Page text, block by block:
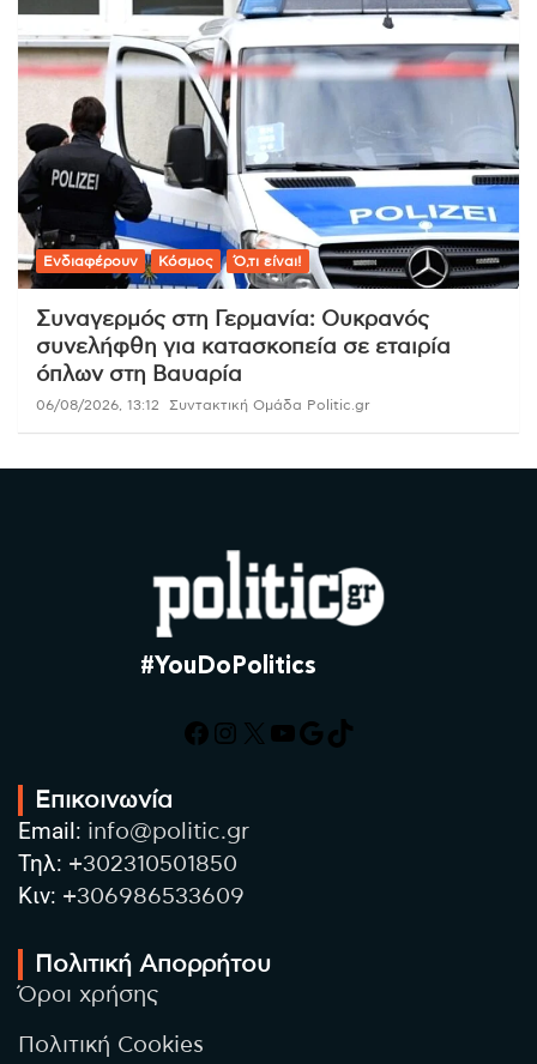
Ενδιαφέρουν Κόσμος Ό,τι είναι!
Συναγερμός στη Γερμανία: Ουκρανός
συνελήφθη για κατασκοπεία σε εταιρία
όπλων στη Βαυαρία
06/08/2026, 13:12 Συντακτική Ομάδα Politic.gr
#YouDoPolitics
Facebook
Instagram
X YouTube
Google
TikTok
Επικοινωνία
Email: info@politic.gr
Τηλ: +302310501850
Κιν: +306986533609
Πολιτική Απορρήτου
Όροι χρήσης
Πολιτική Cookies